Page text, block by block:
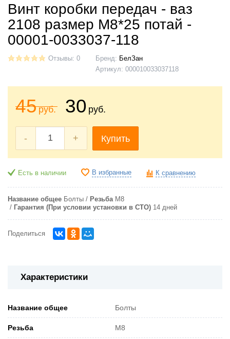
Винт коробки передач - ваз
2108 размер М8*25 потай -
00001-0033037-118
Отзывы: 0 Бренд: БелЗан
Артикул: 000010033037118
45руб. 30 руб.
- + Купить
Есть в наличии В избранные К сравнению
Название общее Болты Резьба М8
Гарантия (При условии установки в СТО) 14 дней
Поделиться
Характеристики
Название общее Болты
Резьба М8